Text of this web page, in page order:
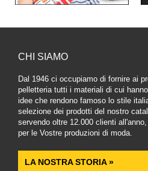
CHI SIAMO
Dal 1946 ci occupiamo di fornire ai
pelletteria tutti i materiali di cui
idee che rendono famoso lo stile
selezione dei prodotti del nostro
servendo oltre 12.000 clienti
per le Vostre produzioni di moda.
LA NOSTRA STORIA »